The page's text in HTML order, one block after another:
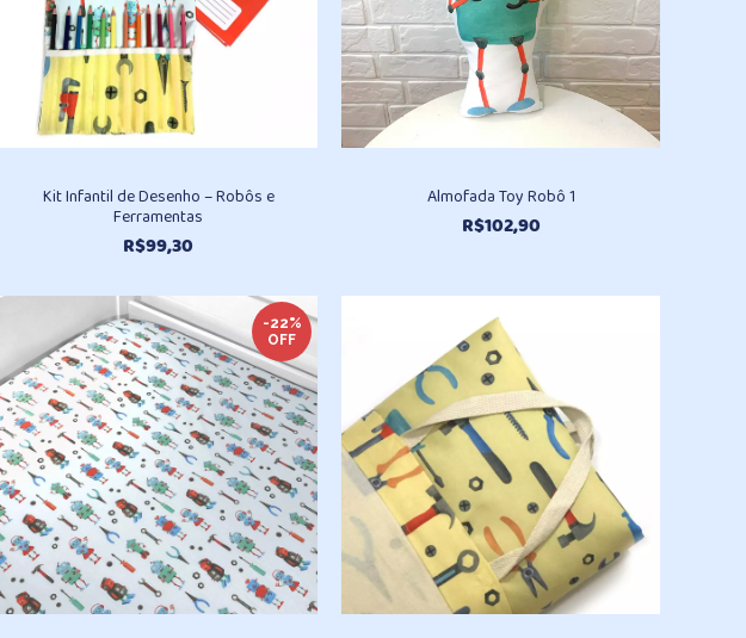
Kit Infantil de Desenho – Robôs e
Ferramentas
R$99,30
Almofada Toy Robô 1
R$102,90
-22%
OFF